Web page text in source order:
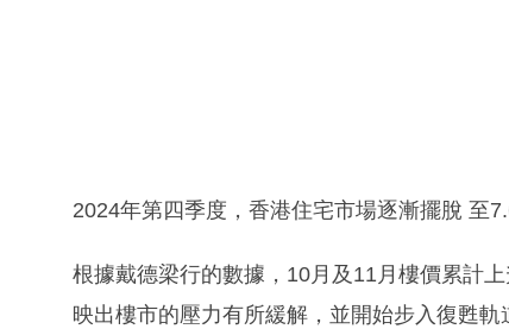
2024年第四季度，香港住宅市場逐漸擺脫 至
根據戴德梁行的數據，10月及11月樓價累計
映出樓市的壓力有所緩解，並開始步入復甦軌